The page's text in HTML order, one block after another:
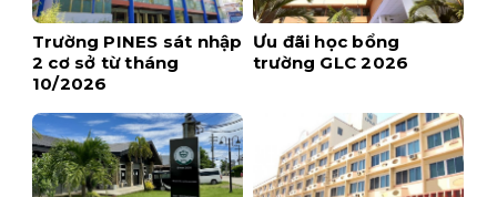
Trường PINES sát nhập
2 cơ sở từ tháng
10/2026
Ưu đãi học bổng
trường GLC 2026